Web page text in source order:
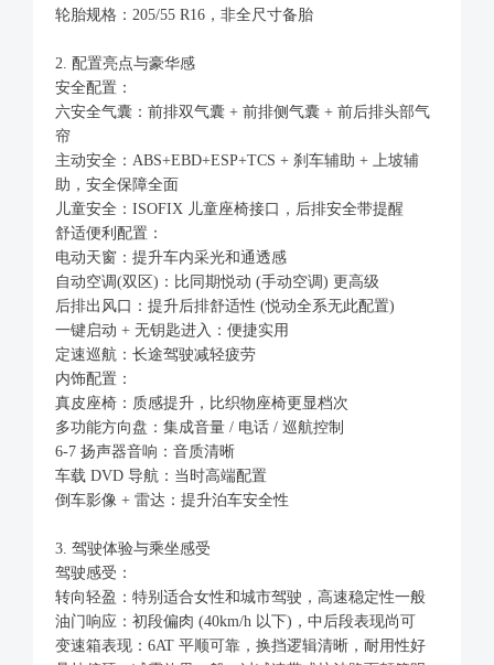
轮胎规格：205/55 R16，非全尺寸备胎
2. 配置亮点与豪华感
安全配置：
六安全气囊：前排双气囊 + 前排侧气囊 + 前后排头部气
帘
主动安全：ABS+EBD+ESP+TCS + 刹车辅助 + 上坡辅
助，安全保障全面
儿童安全：ISOFIX 儿童座椅接口，后排安全带提醒
舒适便利配置：
电动天窗：提升车内采光和通透感
自动空调(双区)：比同期悦动 (手动空调) 更高级
后排出风口：提升后排舒适性 (悦动全系无此配置)
一键启动 + 无钥匙进入：便捷实用
定速巡航：长途驾驶减轻疲劳
内饰配置：
真皮座椅：质感提升，比织物座椅更显档次
多功能方向盘：集成音量 / 电话 / 巡航控制
6-7 扬声器音响：音质清晰
车载 DVD 导航：当时高端配置
倒车影像 + 雷达：提升泊车安全性
3. 驾驶体验与乘坐感受
驾驶感受：
转向轻盈：特别适合女性和城市驾驶，高速稳定性一般
油门响应：初段偏肉 (40km/h 以下)，中后段表现尚可
变速箱表现：6AT 平顺可靠，换挡逻辑清晰，耐用性好